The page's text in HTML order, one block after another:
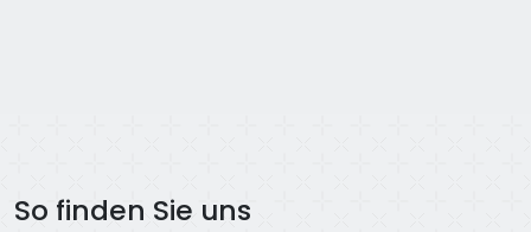
So finden Sie uns